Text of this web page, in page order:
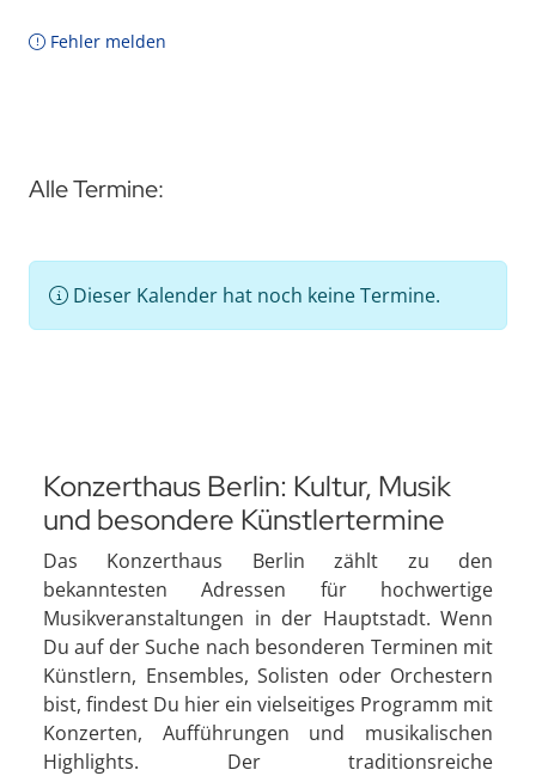
Fehler melden
Alle Termine:
Dieser Kalender hat noch keine Termine.
Konzerthaus Berlin: Kultur, Musik
und besondere Künstlertermine
Das Konzerthaus Berlin zählt zu den
bekanntesten Adressen für hochwertige
Musikveranstaltungen in der Hauptstadt. Wenn
Du auf der Suche nach besonderen Terminen mit
Künstlern, Ensembles, Solisten oder Orchestern
bist, findest Du hier ein vielseitiges Programm mit
Konzerten, Aufführungen und musikalischen
Highlights. Der traditionsreiche